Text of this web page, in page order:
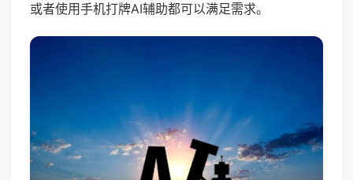
或者使用手机打牌AI辅助都可以满足需求。